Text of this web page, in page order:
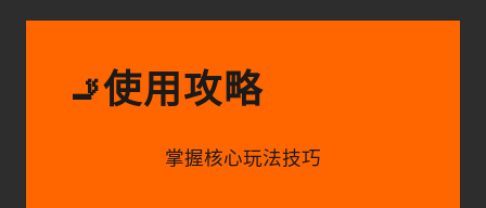
🚬使用攻略
掌握核心玩法技巧